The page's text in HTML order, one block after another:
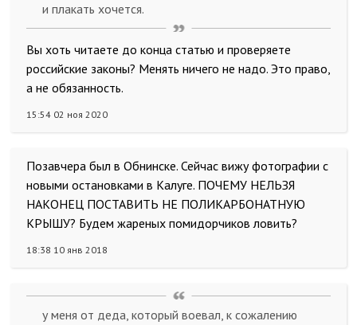
и плакать хочется.
Вы хоть читаете до конца статью и проверяете
российские законы? Менять ничего не надо. Это право,
а не обязанность.
15:54 02 ноя 2020
Позавчера был в Обнинске. Сейчас вижу фотографии с
новыми остановками в Калуге. ПОЧЕМУ НЕЛЬЗЯ
НАКОНЕЦ ПОСТАВИТЬ НЕ ПОЛИКАРБОНАТНУЮ
КРЫШУ? Будем жареных помидорчиков ловить?
18:38 10 янв 2018
у меня от деда, который воевал, к сожалению